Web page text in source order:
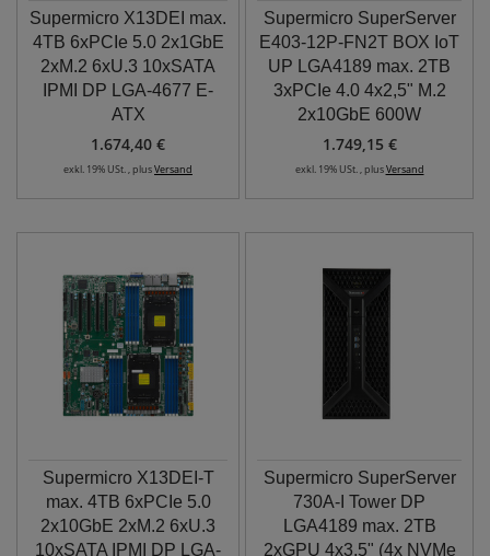
Supermicro X13DEI max.
4TB 6xPCIe 5.0 2x1GbE
2xM.2 6xU.3 10xSATA
IPMI DP LGA-4677 E-
ATX
1.674,40 €
exkl. 19% USt. , plusVersand
Supermicro SuperServer
E403-12P-FN2T BOX IoT
UP LGA4189 max. 2TB
3xPCIe 4.0 4x2,5" M.2
2x10GbE 600W
1.749,15 €
exkl. 19% USt. , plusVersand
Supermicro X13DEI-T
max. 4TB 6xPCIe 5.0
2x10GbE 2xM.2 6xU.3
10xSATA IPMI DP LGA-
Supermicro SuperServer
730A-I Tower DP
LGA4189 max. 2TB
2xGPU 4x3,5" (4x NVMe